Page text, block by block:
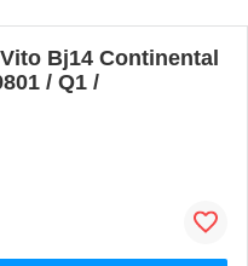
Bj14 Continental
/ Q1 /